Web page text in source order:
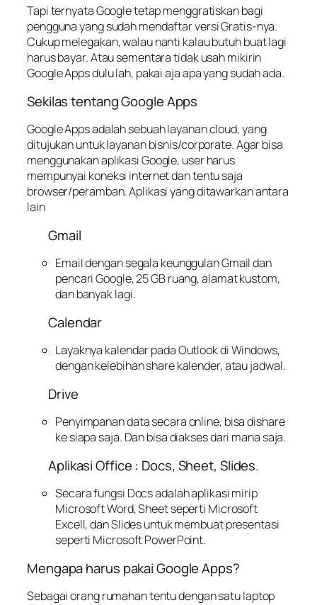
Tapi ternyata Google tetap menggratiskan bagi
pengguna yang sudah mendaftar versi Gratis-nya.
Cukup melegakan, walau nanti kalau butuh buat lagi
harus bayar. Atau sementara tidak usah mikirin
Google Apps dulu lah, pakai aja apa yang sudah ada.
Sekilas tentang Google Apps
Google Apps adalah sebuah layanan cloud, yang
ditujukan untuk layanan bisnis/corporate. Agar bisa
menggunakan aplikasi Google, user harus
mempunyai koneksi internet dan tentu saja
browser/peramban. Aplikasi yang ditawarkan antara
lain
Gmail
Email dengan segala keunggulan Gmail dan
pencari Google, 25 GB ruang, alamat kustom,
dan banyak lagi.
Calendar
Layaknya kalendar pada Outlook di Windows,
dengan kelebihan share kalender, atau jadwal.
Drive
Penyimpanan data secara online, bisa dishare
ke siapa saja. Dan bisa diakses dari mana saja.
Aplikasi Office : Docs, Sheet, Slides.
Secara fungsi Docs adalah aplikasi mirip
Microsoft Word, Sheet seperti Microsoft
Excell, dan Slides untuk membuat presentasi
seperti Microsoft PowerPoint.
Mengapa harus pakai Google Apps?
Sebagai orang rumahan tentu dengan satu laptop